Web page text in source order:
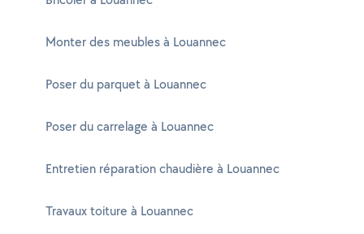
Monter des meubles à Louannec
Poser du parquet à Louannec
Poser du carrelage à Louannec
Entretien réparation chaudière à Louannec
Travaux toiture à Louannec